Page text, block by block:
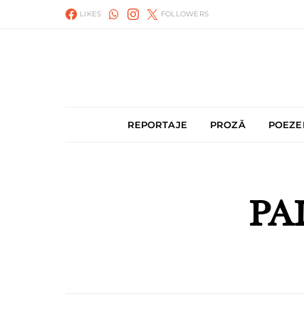
LIKES FOLLOWERS
REPORTAJE PROZĂ